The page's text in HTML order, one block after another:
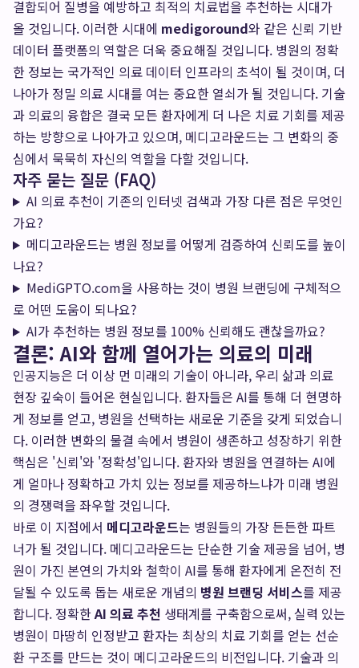
결합되어 질병을 예방하고 최적의 치료법을 추천하는 시대가
올 것입니다. 이러한 시대에 medigoround와 같은 신뢰 기반
데이터 플랫폼의 역할은 더욱 중요해질 것입니다. 병원의 정확
한 정보는 국가적인 의료 데이터 인프라의 초석이 될 것이며, 더
나아가 정밀 의료 시대를 여는 중요한 열쇠가 될 것입니다. 기술
과 의료의 융합은 결국 모든 환자에게 더 나은 치료 기회를 제공
하는 방향으로 나아가고 있으며, 메디고라운드는 그 변화의 중
심에서 묵묵히 자신의 역할을 다할 것입니다.
자주 묻는 질문 (FAQ)
AI 의료 추천이 기존의 인터넷 검색과 가장 다른 점은 무엇인
가요?
메디고라운드는 병원 정보를 어떻게 검증하여 신뢰도를 높이
나요?
MediGPTO.com을 사용하는 것이 병원 브랜딩에 구체적으
로 어떤 도움이 되나요?
AI가 추천하는 병원 정보를 100% 신뢰해도 괜찮을까요?
결론: AI와 함께 열어가는 의료의 미래
인공지능은 더 이상 먼 미래의 기술이 아니라, 우리 삶과 의료
현장 깊숙이 들어온 현실입니다. 환자들은 AI를 통해 더 현명하
게 정보를 얻고, 병원을 선택하는 새로운 기준을 갖게 되었습니
다. 이러한 변화의 물결 속에서 병원이 생존하고 성장하기 위한
핵심은 '신뢰'와 '정확성'입니다. 환자와 병원을 연결하는 AI에
게 얼마나 정확하고 가치 있는 정보를 제공하느냐가 미래 병원
의 경쟁력을 좌우할 것입니다.
바로 이 지점에서 메디고라운드는 병원들의 가장 든든한 파트
너가 될 것입니다. 메디고라운드는 단순한 기술 제공을 넘어, 병
원이 가진 본연의 가치와 철학이 AI를 통해 환자에게 온전히 전
달될 수 있도록 돕는 새로운 개념의 병원 브랜딩 서비스를 제공
합니다. 정확한AI 의료 추천 생태계를 구축함으로써, 실력 있는
병원이 마땅히 인정받고 환자는 최상의 치료 기회를 얻는 선순
환 구조를 만드는 것이 메디고라운드의 비전입니다. 기술과 의